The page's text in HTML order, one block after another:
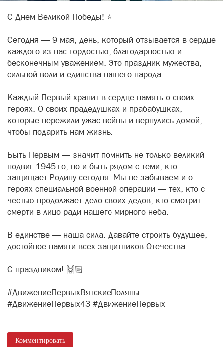
С Днём Великой Победы! ⭐️
Сегодня — 9 мая, день, который отзывается в сердце
каждого из нас гордостью, благодарностью и
бесконечным уважением. Это праздник мужества,
сильной воли и единства нашего народа.
Каждый Первый хранит в сердце память о своих
героях. О своих прадедушках и прабабушках,
которые пережили ужас войны и вернулись домой,
чтобы подарить нам жизнь.
Быть Первым — значит помнить не только великий
подвиг 1945-го, но и быть рядом с теми, кто
защищает Родину сегодня. Мы не забываем и о
героях специальной военной операции — тех, кто с
честью продолжает дело своих дедов, кто смотрит
смерти в лицо ради нашего мирного неба.
В единстве — наша сила. Давайте строить будущее,
достойное памяти всех защитников Отечества.
С праздником! 🙌🏻
#ДвижениеПервыхВятскиеПоляны
#ДвижениеПервых43 #ДвижениеПервых
Комментировать